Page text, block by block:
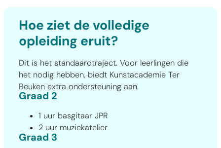
Hoe ziet de volledige
opleiding eruit?
Dit is het standaardtraject. Voor leerlingen die
het nodig hebben, biedt Kunstacademie Ter
Beuken extra ondersteuning aan.
Graad 2
1 uur basgitaar JPR
2 uur muziekatelier
Graad 3